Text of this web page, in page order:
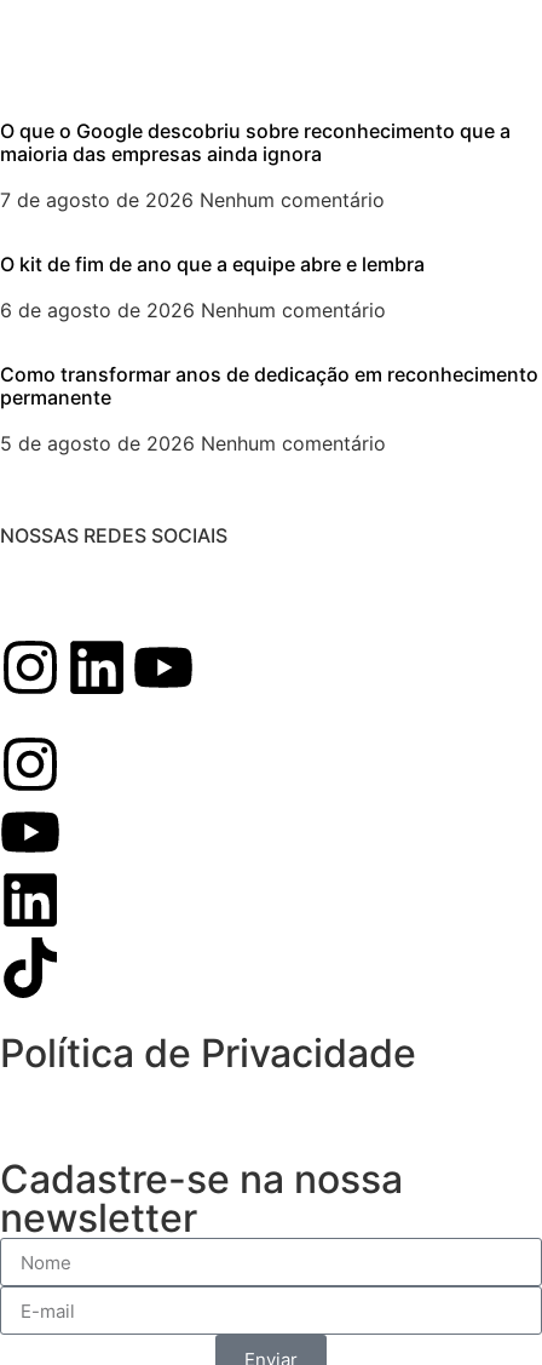
O que o Google descobriu sobre reconhecimento que a
maioria das empresas ainda ignora
7 de agosto de 2026 Nenhum comentário
O kit de fim de ano que a equipe abre e lembra
6 de agosto de 2026 Nenhum comentário
Como transformar anos de dedicação em reconhecimento
permanente
5 de agosto de 2026 Nenhum comentário
NOSSAS REDES SOCIAIS
Política de Privacidade
Cadastre-se na nossa
newsletter
Enviar